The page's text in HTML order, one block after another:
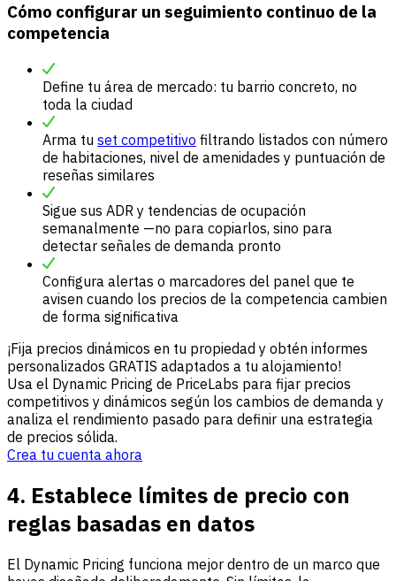
Cómo configurar un seguimiento continuo de la
competencia
Define tu área de mercado: tu barrio concreto, no
toda la ciudad
Arma tu set competitivo filtrando listados con número
de habitaciones, nivel de amenidades y puntuación de
reseñas similares
Sigue sus ADR y tendencias de ocupación
semanalmente —no para copiarlos, sino para
detectar señales de demanda pronto
Configura alertas o marcadores del panel que te
avisen cuando los precios de la competencia cambien
de forma significativa
¡Fija precios dinámicos en tu propiedad y obtén informes
personalizados GRATIS adaptados a tu alojamiento!
Usa el Dynamic Pricing de PriceLabs para fijar precios
competitivos y dinámicos según los cambios de demanda y
analiza el rendimiento pasado para definir una estrategia
de precios sólida.
Crea tu cuenta ahora
4. Establece límites de precio con
reglas basadas en datos
El Dynamic Pricing funciona mejor dentro de un marco que